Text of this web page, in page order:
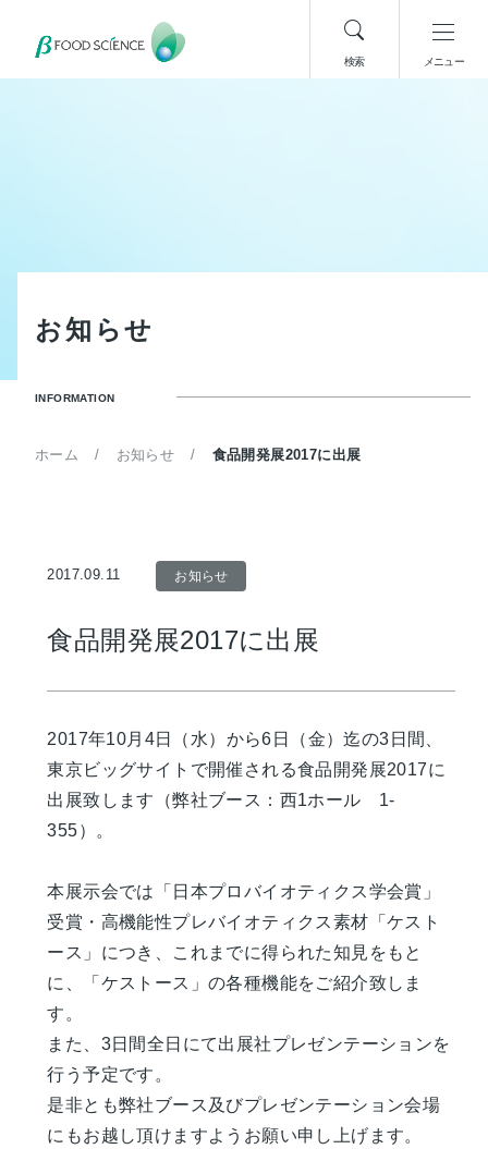
検索 メニュー
お知 らせ
INFORMATION
ホーム お知らせ 食品開発展2017に出展
2017.09.11 お知らせ
食品開発展2017に出展
2017年10月4日（水）から6日（金）迄の3日間、
東京ビッグサイトで開催される食品開発展2017に
出展致します（弊社ブース：西1ホール 1-
355）。
本展示会では「日本プロバイオティクス学会賞」
受賞・高機能性プレバイオティクス素材「ケスト
ース」につき、これまでに得られた知見をもと
に、「ケストース」の各種機能をご紹介致しま
す。
また、3日間全日にて出展社プレゼンテーションを
行う予定です。
是非とも弊社ブース及びプレゼンテーション会場
にもお越し頂けますようお願い申し上げます。